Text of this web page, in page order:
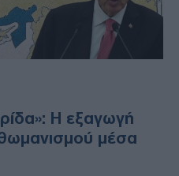
Η εξαγωγή
μέσα